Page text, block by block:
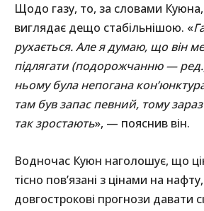
Щодо газу, то, за словами Куюна,
виглядає дещо стабільнішою. «
рухається. Але я думаю, що він
підлягати (подорожчанню —
ньому була непогана
там був запас певний, тому
так зростають», — пояснив він.
Водночас Куюн наголошує, що
тісно пов’язані з цінами на
довгострокові прогнози давати